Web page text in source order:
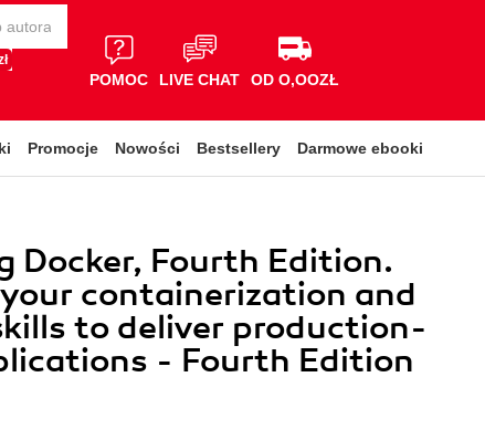
POMOC LIVE CHAT OD O,OOZŁ
Promocje Nowości Bestsellery Darmowe ebooki
Docker, Fourth Edition.
containerization and
to deliver production-
- Fourth Edition